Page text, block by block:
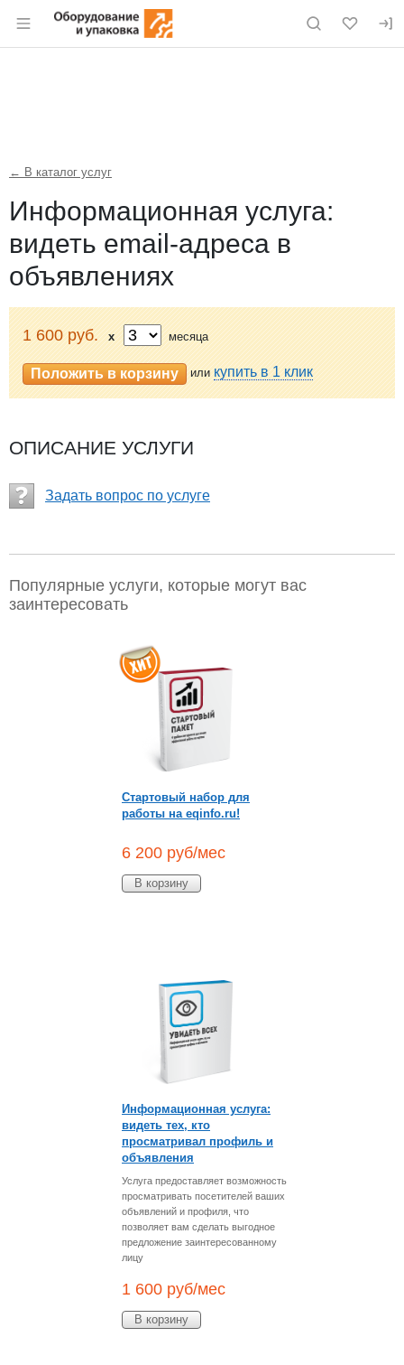
Раздел навигации по сайту eqinfo.ru
Задать вопрос по услуге
← В каталог услуг
Информационная услуга:
видеть email-адреса в
объявлениях
1 600 руб. x месяца
иликупить в 1 клик
ОПИСАНИЕ УСЛУГИ
Популярные услуги, которые могут вас
заинтересовать
Стартовый набор для
работы на eqinfo.ru!
6 200 руб/мес
В корзину
Информационная услуга:
видеть тех, кто
просматривал профиль и
объявления
Услуга предоставляет возможность
просматривать посетителей ваших
объявлений и профиля, что
позволяет вам сделать выгодное
предложение заинтересованному
лицу
1 600 руб/мес
В корзину